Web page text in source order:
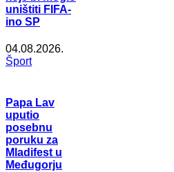
uništiti FIFA-
ino SP
04.08.2026.
Šport
Papa Lav
uputio
posebnu
poruku za
Mladifest u
Međugorju